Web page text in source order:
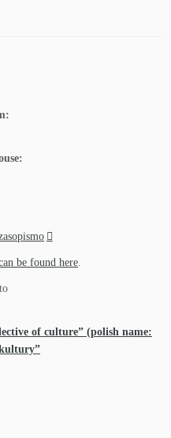
be found here.
of culture” (polish name: